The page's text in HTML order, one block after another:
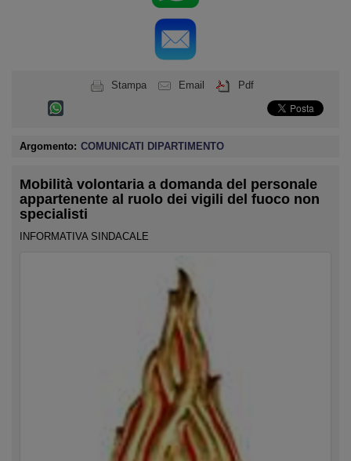
Stampa Email Pdf
Argomento: COMUNICATI DIPARTIMENTO
Mobilità volontaria a domanda del personale
appartenente al ruolo dei vigili del fuoco non
specialisti
INFORMATIVA SINDACALE